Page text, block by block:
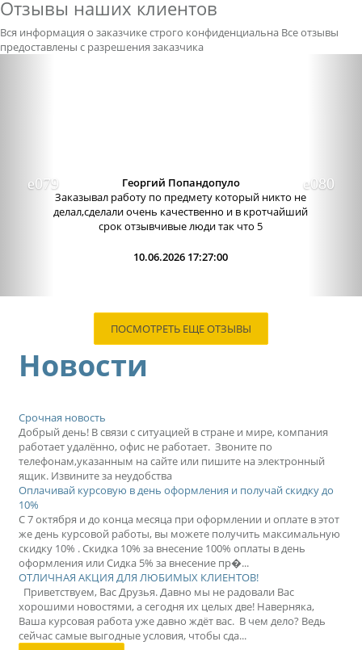
Отзывы наших клиентов
Вся информация о заказчике строго конфиденциальна Все отзывы
предоставлены с разрешения заказчика
Отличный сервис, очень приятные
администраторы. Связь очень хорошо налажена,
поэтому можно узнавать новости о написании
работы. Сама...
09.06.2026 13:15:00
ПОСМОТРЕТЬ ЕЩЕ ОТЗЫВЫ
Новости
Срочная новость
Добрый день! В связи с ситуацией в стране и мире, компания
работает удалённо, офис не работает. Звоните по
телефонам,указанным на сайте или пишите на электронный
ящик. Извините за неудобства
Оплачивай курсовую в день оформления и получай скидку до
10%
С 7 октября и до конца месяца при оформлении и оплате в этот
же день курсовой работы, вы можете получить максимальную
скидку 10% . Скидка 10% за внесение 100% оплаты в день
оформления или Сидка 5% за внесение пр�...
ОТЛИЧНАЯ АКЦИЯ ДЛЯ ЛЮБИМЫХ КЛИЕНТОВ!
Приветствуем, Вас Друзья. Давно мы не радовали Вас
хорошими новостями, а сегодня их целых две! Наверняка,
Ваша курсовая работа уже давно ждёт вас. В чем дело? Ведь
сейчас самые выгодные условия, чтобы сда...